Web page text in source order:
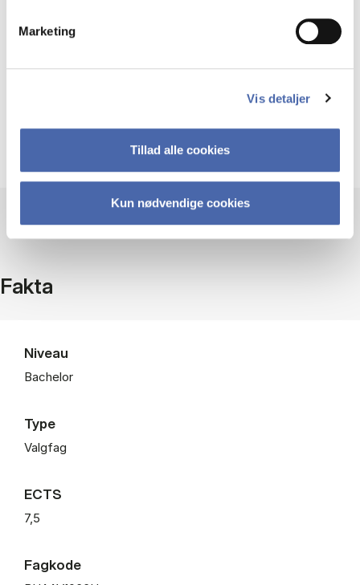
Marketing
Vis detaljer
Tillad alle cookies
Kun nødvendige cookies
Der lægges vægt på anvendelse af den
marketingmæssige problemstillinger.
Fakta
Niveau
Bachelor
Type
Valgfag
ECTS
7,5
Fagkode